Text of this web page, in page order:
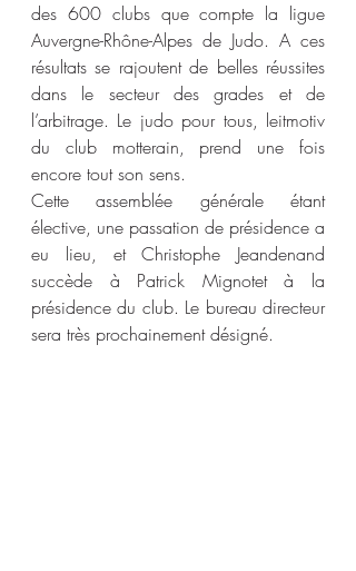
des 600 clubs que compte la ligue
Auvergne-Rhône-Alpes de Judo. A ces
résultats se rajoutent de belles réussites
dans le secteur des grades et de
l’arbitrage. Le judo pour tous, leitmotiv
du club motterain, prend une fois
encore tout son sens.
Cette assemblée générale étant
élective, une passation de présidence a
eu lieu, et Christophe Jeandenand
succède à Patrick Mignotet à la
présidence du club. Le bureau directeur
sera très prochainement désigné.